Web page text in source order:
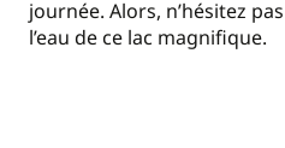
journée. Alors, n’hésitez
l’eau de ce lac magnifique.